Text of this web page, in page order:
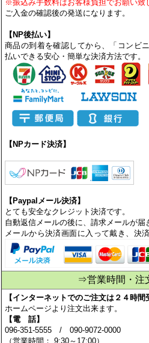
【代金引換】
※代引き手数料は無料です。
【ゆうちょ銀行振込み】
※振込み手数料はお客様負担でお願い致
ご入金の確認後の発送になります。
【NP後払い】
商品の到着を確認してから、「コンビ
払いできる安心・簡単な決済方法です。
【Paypalメール決済】
とても安全なクレジット決済です。
自動返信メールの後に、請求メールが届
メールから決済画面に入って戴き、決
⇒営業時間・注